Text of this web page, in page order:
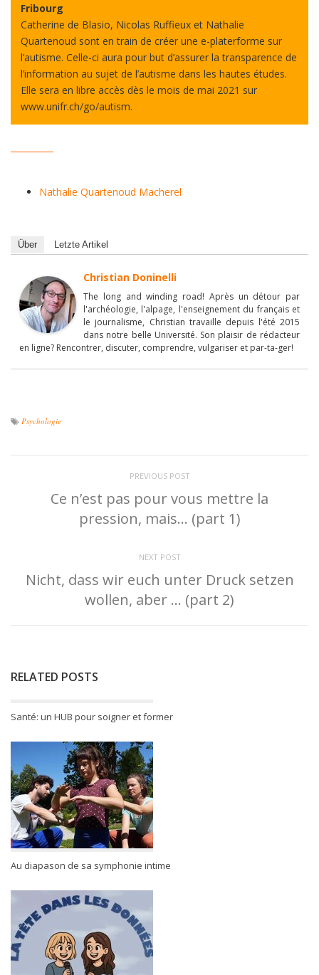
Fribourg
Catherine de Blasio, Nicolas Ruffieux et Nathalie
Quartenoud sont en train de créer une e-platerforme sur
l’autisme. Celle-ci aura pour but d’assurer la transparence de
l’information au sujet de l’autisme dans les hautes études.
Elle sera en libre accès dès le mois de mai 2021 sur
www.unifr.ch/go/autism.
Nathalie Quartenoud Macherel
Über Letzte Artikel
Christian Doninelli
The long and winding road! Après un détour par
l'archéologie, l'alpage, l'enseignement du français et
le journalisme, Christian travaille depuis l'été 2015
dans notre belle Université. Son plaisir de rédacteur
en ligne? Rencontrer, discuter, comprendre, vulgariser et par-ta-ger!
Psychologie
PREVIOUS POST
Ce n’est pas pour vous mettre la
pression, mais… (part 1)
NEXT POST
Nicht, dass wir euch unter Druck setzen
wollen, aber … (part 2)
RELATED POSTS
Santé: un HUB pour soigner et former
Au diapason de sa symphonie intime